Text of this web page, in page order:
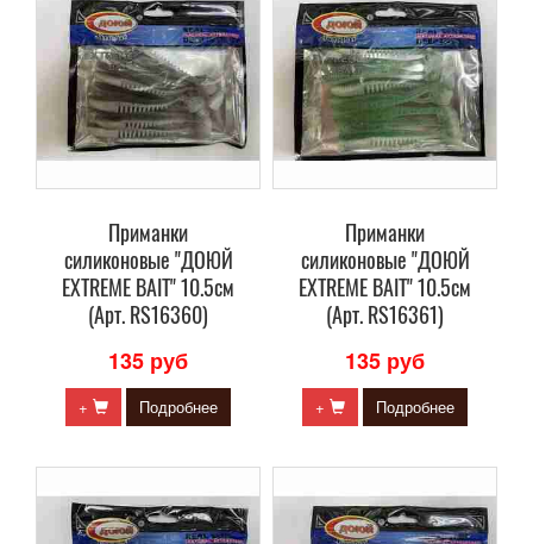
Приманки
силиконовые "ДОЮЙ
EXTREME BAIT" 10.5см
(Арт. RS16360)
135 руб
+ Подробнее
Приманки
силиконовые "ДОЮЙ
EXTREME BAIT" 10.5см
(Арт. RS16361)
135 руб
+ Подробнее